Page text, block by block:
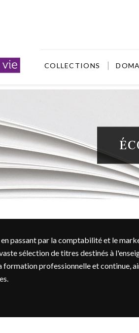
COLLECTIONS
passant par la comptabilité et le
sélection de titres destinés à
formation professionnelle et continue,